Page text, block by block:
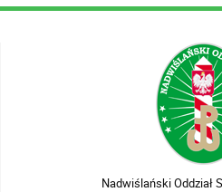
Nadwiślański Oddział